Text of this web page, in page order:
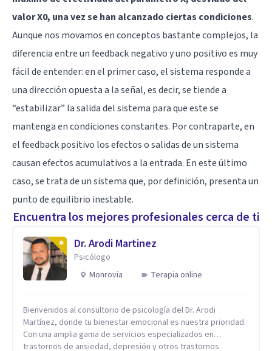
valor X0, una vez se han alcanzado ciertas condiciones.
Aunque nos movamos en conceptos bastante complejos, la
diferencia entre un feedback negativo y uno positivo es muy
fácil de entender: en el primer caso, el sistema responde a
una dirección opuesta a la señal, es decir, se tiende a
“estabilizar” la salida del sistema para que este se
mantenga en condiciones constantes. Por contraparte, en
el feedback positivo los efectos o salidas de un sistema
causan efectos acumulativos a la entrada. En este último
caso, se trata de un sistema que, por definición, presenta un
punto de equilibrio inestable.
Encuentra los mejores profesionales cerca de ti
Dr. Arodi Martinez
Psicólogo
Monrovia
Terapia online
Bienvenidos al consultorio de psicología del Dr. Arodi
Martínez, donde tu bienestar emocional es nuestra prioridad.
Con una amplia gama de servicios especializados en
trastornos de ansiedad, depresión y otros trastornos